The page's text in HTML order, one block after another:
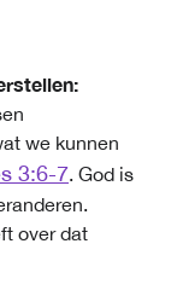
we kunnen
3:6-7. God is
over dat